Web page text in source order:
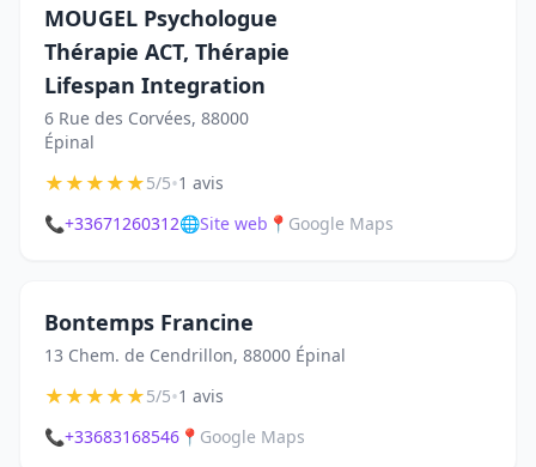
MOUGEL Psychologue
Thérapie ACT, Thérapie
Lifespan Integration
6 Rue des Corvées, 88000
Épinal
★★★★★5/5•1 avis
📞+33671260312🌐Site web 📍 Google Maps
Bontemps Francine
13 Chem. de Cendrillon, 88000 Épinal
★★★★★5/5•1 avis
📞+33683168546 📍 Google Maps